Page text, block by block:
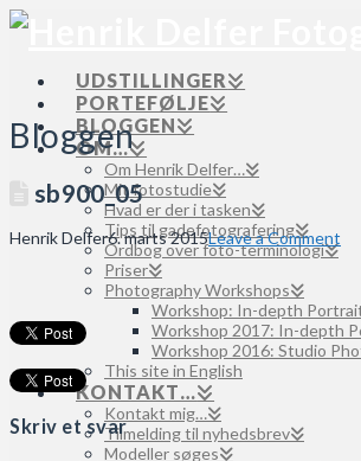
UDSTILLINGER
PORTEFØLJE
BLOGGEN
OM…
Om Henrik Delfer…
Mit fotostudie
Hvad er der i tasken
Tips til gadefotografering
Ordbog over foto-terminologi
Priser
Photography Workshops
Workshop: In-depth
Workshop 2017: In-depth
Workshop 2016: Studio
This site in English
KONTAKT…
Kontakt mig…
Tilmelding til nyhedsbrev
Modeller søges
Bloggen
sb900_05
Henrik Delfer6. marts 2015Leave a Comment
Skriv et svar